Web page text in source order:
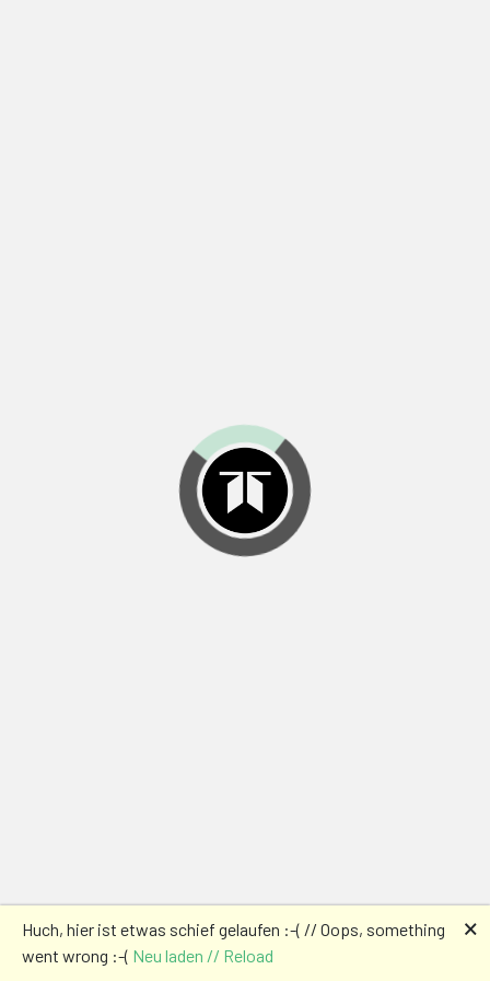
Huch, hier ist etwas schief gelaufen :-( // Oops, something
went wrong :-( Neu laden // Reload
🗙